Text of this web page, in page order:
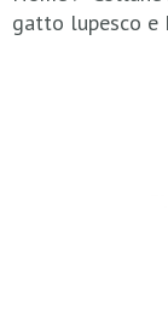
contenuto
gatto lupesco e